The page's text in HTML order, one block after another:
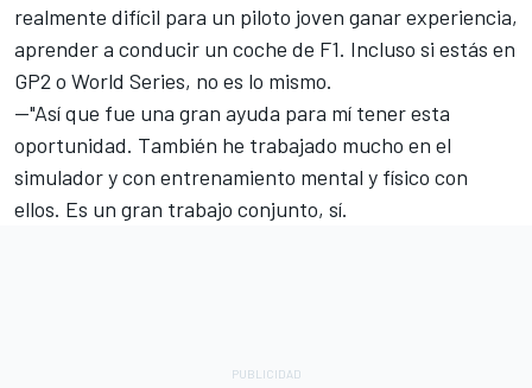
realmente difícil para un piloto joven ganar experiencia,
aprender a conducir un coche de F1. Incluso si estás en
GP2 o World Series, no es lo mismo.
—"Así que fue una gran ayuda para mí tener esta
oportunidad. También he trabajado mucho en el
simulador y con entrenamiento mental y físico con
ellos. Es un gran trabajo conjunto, sí.